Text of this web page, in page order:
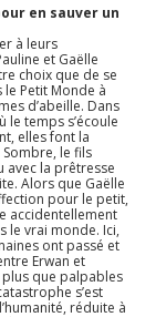
en sauver un
à leurs
et Gaëlle
choix que de se
Petit Monde à
d’abeille. Dans
le temps s’écoule
elles font la
le fils
avec la prêtresse
Alors que Gaëlle
pour le petit,
accidentellement
le vrai monde. Ici,
ont passé et
Erwan et
plus que palpables
s’est
réduite à